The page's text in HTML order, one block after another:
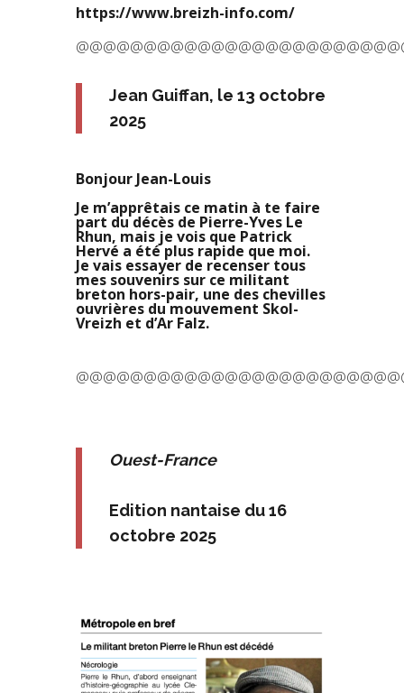
https://www.breizh-info.com/
Jean Guiffan, le 13 octobre
2025
Bonjour Jean-Louis
Je m’apprêtais ce matin à te faire
part du décès de Pierre-Yves Le
Rhun, mais je vois que Patrick
Hervé a été plus rapide que moi.
Je vais essayer de recenser tous
mes souvenirs sur ce militant
breton hors-pair, une des chevilles
ouvrières du mouvement Skol-
Vreizh et d’Ar Falz.
Ouest-France
Edition nantaise du 16
octobre 2025